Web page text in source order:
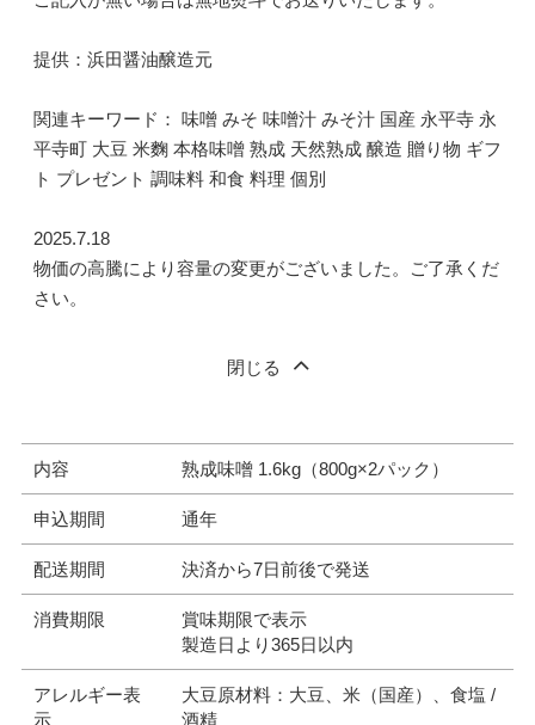
提供：浜田醤油醸造元
関連キーワード： 味噌 みそ 味噌汁 みそ汁 国産 永平寺 永
平寺町 大豆 米麴 本格味噌 熟成 天然熟成 醸造 贈り物 ギフ
ト プレゼント 調味料 和食 料理 個別
2025.7.18
物価の高騰により容量の変更がございました。ご了承くだ
さい。
閉じる
内容 熟成味噌 1.6kg（800g×2パック）
申込期間 通年
配送期間 決済から7日前後で発送
消費期限
賞味期限で表示
製造日より365日以内
アレルギー表
示
大豆原材料：大豆、米（国産）、食塩 /
酒精